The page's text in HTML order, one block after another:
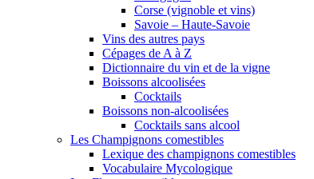
Corse (vignoble et vins)
Savoie – Haute-Savoie
Vins des autres pays
Cépages de A à Z
Dictionnaire du vin et de la vigne
Boissons alcoolisées
Cocktails
Boissons non-alcoolisées
Cocktails sans alcool
Les Champignons comestibles
Lexique des champignons comestibles
Vocabulaire Mycologique